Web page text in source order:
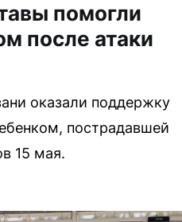
помогли
после атаки
оказали поддержку
пострадавшей
15 мая.